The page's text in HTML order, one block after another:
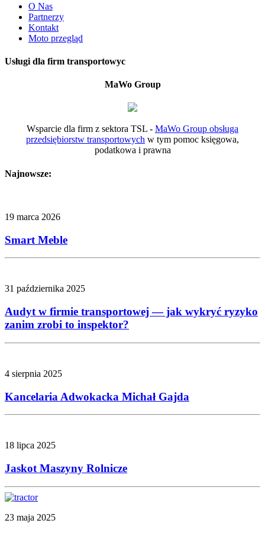
O Nas
Partnerzy
Kontakt
Moto przegląd
Usługi dla firm transportowyc
MaWo Group
Wsparcie dla firm z sektora TSL - MaWo Group obsługa
przedsiębiorstw transportowych w tym pomoc księgowa,
podatkowa i prawna
Najnowsze:
19 marca 2026
Smart Meble
31 października 2025
Audyt w firmie transportowej — jak wykryć ryzyko
zanim zrobi to inspektor?
4 sierpnia 2025
Kancelaria Adwokacka Michał Gajda
18 lipca 2025
Jaskot Maszyny Rolnicze
23 maja 2025